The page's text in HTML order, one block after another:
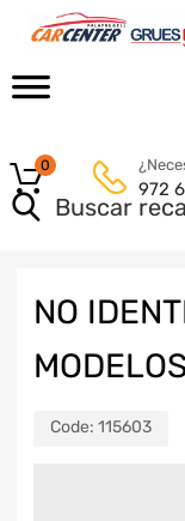
972
0
NO
Code: 115603